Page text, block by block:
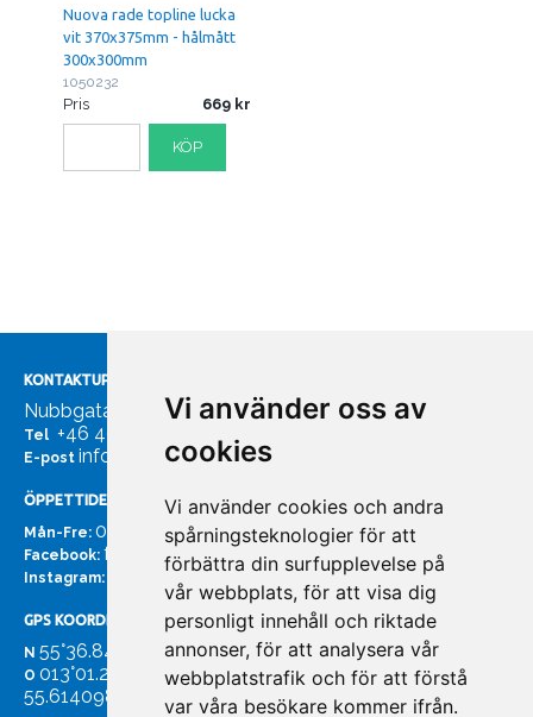
Vi använder oss av
cookies
Vi använder cookies och andra
spårningsteknologier för att
förbättra din surfupplevelse på
vår webbplats, för att visa dig
personligt innehåll och riktade
annonser, för att analysera vår
webbplatstrafik och för att förstå
var våra besökare kommer ifrån.
Nuova rade topline lucka
vit 370x375mm - hålmått
300x300mm
1050232
Pris 669
KÖP
KONTAKTUPPGIFTER
Nubbgatan 7, 211 24 Malmö
Tel +46 40185561
E-post info@bachmans.se
ÖPPETTIDER
Mån-Fre: 07:00 - 16:00
Facebook: facebook.com/bachmans.se
Instagram: instagram.com/bachmans.se
GPS KOORDINATER
N 55°36.847
O 013°01.255'
55.614098. 13.020931'